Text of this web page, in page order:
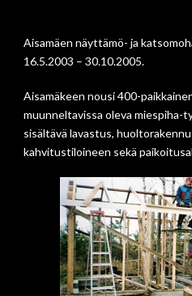
Aisamäen näyttämö- ja
16.5.2003 – 30.10.2005.
Aisamäkeen nousi 400-
muunneltavissa oleva miespiha-
sisältävä lavastus,
kahvitustiloineen sekä